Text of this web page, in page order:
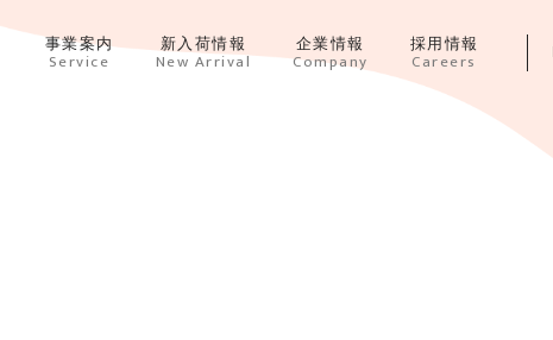
事業案内
Service
新入荷情報
New Arrival
企業情報
Company
採用情報
Careers